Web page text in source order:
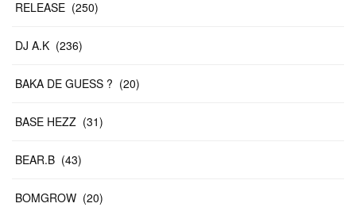
RELEASE (250)
DJ A.K (236)
BAKA DE GUESS ? (20)
BASE HEZZ (31)
BEAR.B (43)
BOMGROW (20)